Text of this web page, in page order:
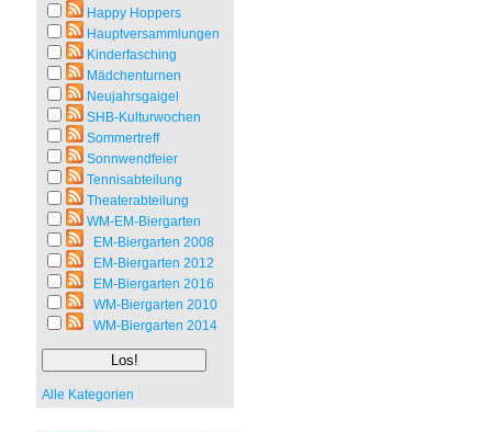
Happy Hoppers
Hauptversammlungen
Kinderfasching
Mädchenturnen
Neujahrsgaigel
SHB-Kulturwochen
Sommertreff
Sonnwendfeier
Tennisabteilung
Theaterabteilung
WM-EM-Biergarten
EM-Biergarten 2008
EM-Biergarten 2012
EM-Biergarten 2016
WM-Biergarten 2010
WM-Biergarten 2014
Alle Kategorien